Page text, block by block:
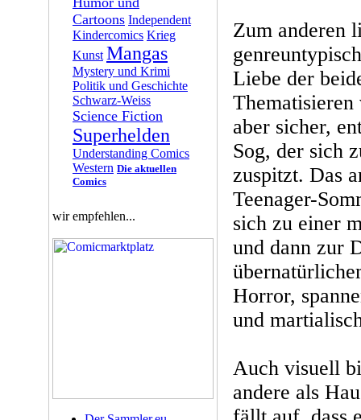
Cartoons Independent
Kindercomics Krieg
Kunst Mangas
Mystery und Krimi
Politik und Geschichte
Schwarz-Weiss
Science Fiction
Superhelden
Understanding Comics
Western Die aktuellen
Comics
wir empfehlen...
Zum anderen
Liebe der
Thematisieren
aber sicher,
Sog, der sich
zuspitzt. Das
Teenager-
sich zu einer
und dann zur
Horror,
und
Auch visuell
andere als